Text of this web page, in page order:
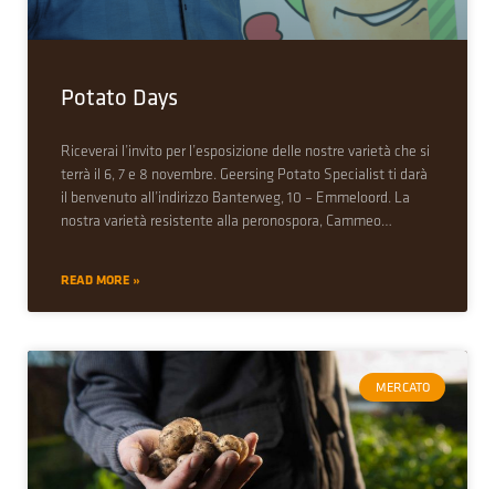
Potato Days
Riceverai l’invito per l’esposizione delle nostre varietà che si
terrà il 6, 7 e 8 novembre. Geersing Potato Specialist ti darà
il benvenuto all’indirizzo Banterweg, 10 – Emmeloord. La
nostra varietà resistente alla peronospora, Cammeo…
READ MORE »
MERCATO